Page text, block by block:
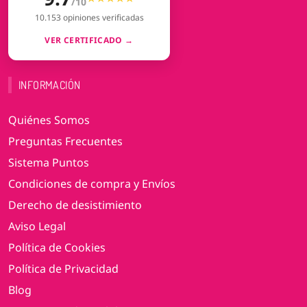
10.153 opiniones verificadas
VER CERTIFICADO →
INFORMACIÓN
Quiénes Somos
Preguntas Frecuentes
Sistema Puntos
Condiciones de compra y Envíos
Derecho de desistimiento
Aviso Legal
Política de Cookies
Política de Privacidad
Blog